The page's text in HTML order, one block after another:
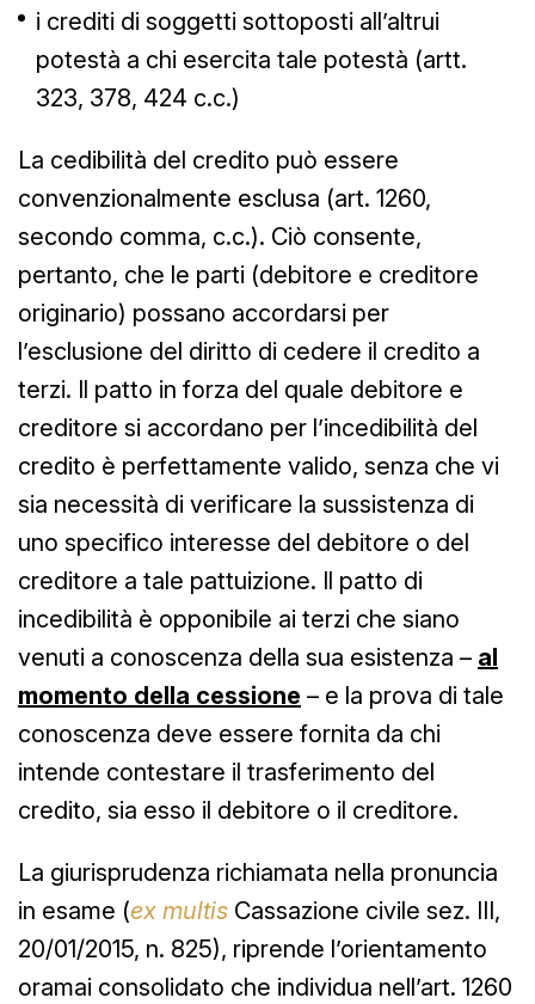
i crediti di soggetti sottoposti all’altrui
potestà a chi esercita tale potestà (artt.
323, 378, 424 c.c.)
La cedibilità del credito può essere
convenzionalmente esclusa (art. 1260,
secondo comma, c.c.). Ciò consente,
pertanto, che le parti (debitore e creditore
originario) possano accordarsi per
l’esclusione del diritto di cedere il credito a
terzi. Il patto in forza del quale debitore e
creditore si accordano per l’incedibilità del
credito è perfettamente valido, senza che vi
sia necessità di verificare la sussistenza di
uno specifico interesse del debitore o del
creditore a tale pattuizione. Il patto di
incedibilità è opponibile ai terzi che siano
venuti a conoscenza della sua esistenza – al
momento della cessione – e la prova di tale
conoscenza deve essere fornita da chi
intende contestare il trasferimento del
credito, sia esso il debitore o il creditore.
La giurisprudenza richiamata nella pronuncia
in esame (ex multis Cassazione civile sez. III,
20/01/2015, n. 825), riprende l’orientamento
oramai consolidato che individua nell’art. 1260